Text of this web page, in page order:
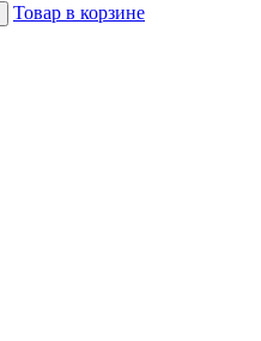
Товар в корзине